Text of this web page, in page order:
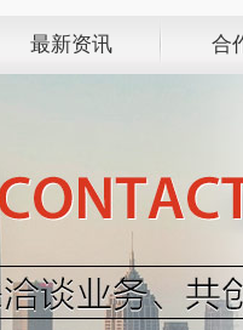
最新资讯 合